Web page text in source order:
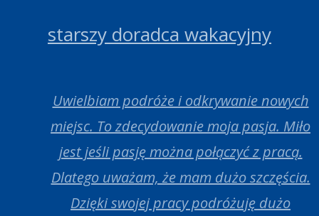
starszy doradca wakacyjny
Uwielbiam podróże i odkrywanie nowych
miejsc. To zdecydowanie moja pasja. Miło
jest jeśli pasję można połączyć z pracą.
Dlatego uważam, że mam dużo szczęścia.
Dzięki swojej pracy podróżuję dużo